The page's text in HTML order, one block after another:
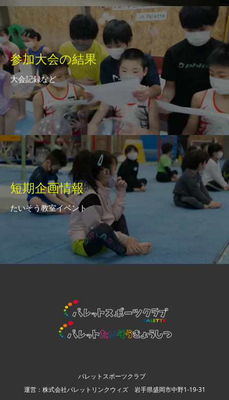
参加大会の結果
大会記録など
短期企画情報
たいそう教室イベント
パレットスポーツクラブ
運営：株式会社パレットリンクウィズ 岩手県盛岡市中野1-19-31